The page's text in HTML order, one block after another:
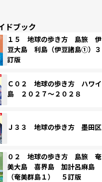
ドブック
１５ 地球の歩き方 島旅 伊
豆大島 利島（伊豆諸島①）３
訂版
Ｃ０２ 地球の歩き方 ハワイ
島 ２０２７～２０２８
Ｊ３３ 地球の歩き方 墨田区
０２ 地球の歩き方 島旅 奄
美大島 喜界島 加計呂麻島
（奄美群島１） ５訂版